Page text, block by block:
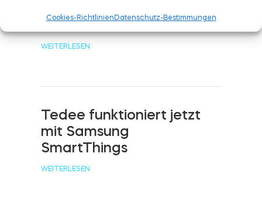
Cookies-Richtlinien Datenschutz-Bestimmungen
Alarm.com
WEITERLESEN
Tedee funktioniert jetzt
mit Samsung
SmartThings
WEITERLESEN